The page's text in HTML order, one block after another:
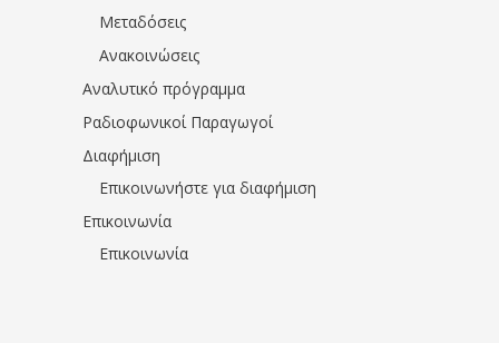
Μεταδόσεις
Ανακοινώσεις
Αναλυτικό πρόγραμμα
Ραδιοφωνικοί Παραγωγοί
Διαφήμιση
Επικοινωνήστε για διαφήμιση
Επικοινωνία
Επικοινωνία